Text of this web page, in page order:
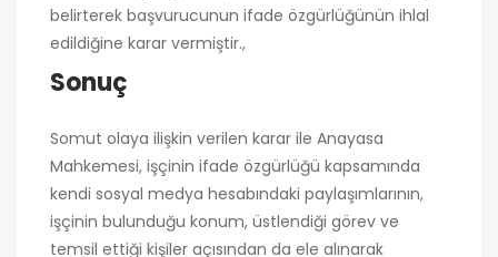
belirterek başvurucunun ifade özgürlüğünün ihlal
edildiğine karar vermiştir.,
Sonuç
Somut olaya ilişkin verilen karar ile Anayasa
Mahkemesi, işçinin ifade özgürlüğü kapsamında
kendi sosyal medya hesabındaki paylaşımlarının,
işçinin bulunduğu konum, üstlendiği görev ve
temsil ettiği kişiler açısından da ele alınarak